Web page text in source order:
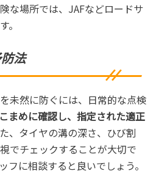
な場所では、JAFなどロードサ
。
防法
未然に防ぐには、日常的な点検
まめに確認し、指定された適正
、タイヤの溝の深さ、ひび割
でチェックすることが大切で
フに相談すると良いでしょう。